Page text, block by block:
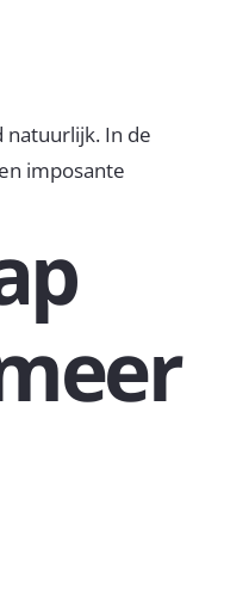
natuurlijk. In de
imposante